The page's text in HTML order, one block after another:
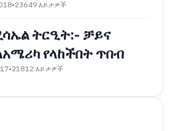
•23649 እይታዎች
ትርዒት:- ቻይና
የላከችበት ጥበብ
•21812 እይታዎች